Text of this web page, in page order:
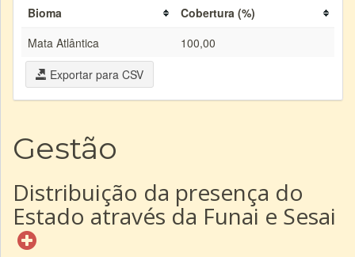
Bioma
Cobertura (%)
Mata Atlântica
100,00
Exportar para CSV
Gestão
Distribuição da presença do
Estado através da Funai e Sesai